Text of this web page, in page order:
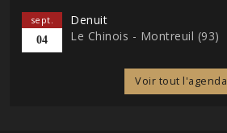
sept.
04
Denuit
Le Chinois - Montreuil (93)
Voir tout l'agenda